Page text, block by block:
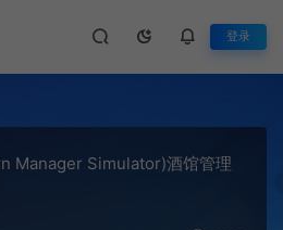
登录
Manager Simulator)酒馆管理